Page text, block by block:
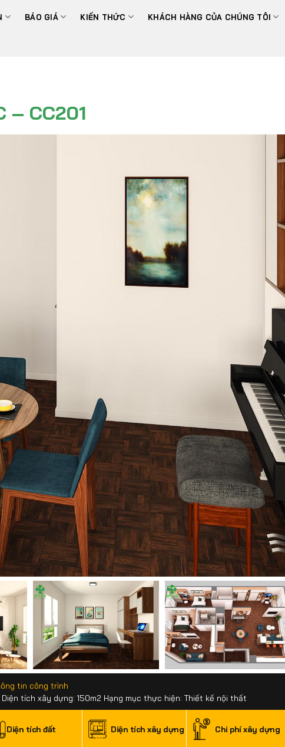
BÁO GIÁ KIẾN THỨC KHÁCH HÀNG CỦA CHÚNG TÔI
– CC201
tin công trình
tích xây dựng: 150m2 Hạng mục thực hiện: Thiết kế nội thất
Diện tích đất Diện tích xây dựng Chi phí xây dựng